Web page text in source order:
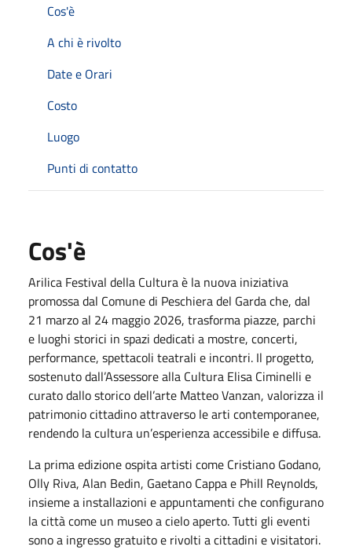
Cos'è
A chi è rivolto
Date e Orari
Costo
Luogo
Punti di contatto
Cos'è
Arilica Festival della Cultura è la nuova iniziativa
promossa dal Comune di Peschiera del Garda che, dal
21 marzo al 24 maggio 2026, trasforma piazze, parchi
e luoghi storici in spazi dedicati a mostre, concerti,
performance, spettacoli teatrali e incontri. Il progetto,
sostenuto dall’Assessore alla Cultura Elisa Ciminelli e
curato dallo storico dell’arte Matteo Vanzan, valorizza il
patrimonio cittadino attraverso le arti contemporanee,
rendendo la cultura un’esperienza accessibile e diffusa.
La prima edizione ospita artisti come Cristiano Godano,
Olly Riva, Alan Bedin, Gaetano Cappa e Phill Reynolds,
insieme a installazioni e appuntamenti che configurano
la città come un museo a cielo aperto. Tutti gli eventi
sono a ingresso gratuito e rivolti a cittadini e visitatori.